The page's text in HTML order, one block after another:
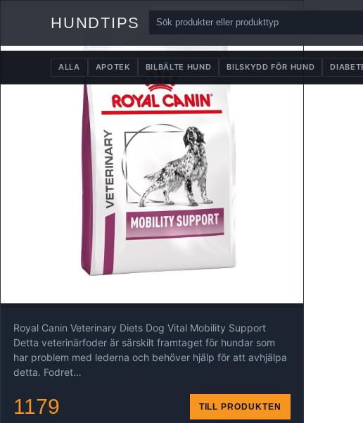
HUNDTIPS
ALLA APOTEK BILBÄLTE HUND BILSKYDD FÖR HUND
Royal Canin Veterinary Diets Dog Vital Mobility Support
Detta veterinärfoder är särskilt framtaget för hundar som
har problem med lederna och behöver hjälp för att avhjälpa
detta. Fodret…
1179 TILL PRODUKTEN